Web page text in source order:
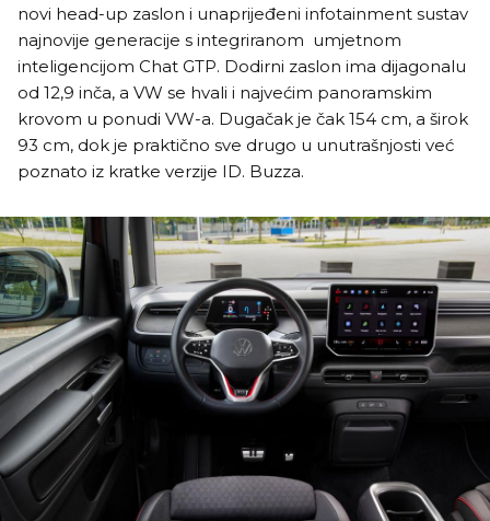
novi head-up zaslon i unaprijeđeni infotainment sustav
najnovije generacije s integriranom umjetnom
inteligencijom Chat GTP. Dodirni zaslon ima dijagonalu
od 12,9 inča, a VW se hvali i najvećim panoramskim
krovom u ponudi VW-a. Dugačak je čak 154 cm, a širok
93 cm, dok je praktično sve drugo u unutrašnjosti već
poznato iz kratke verzije ID. Buzza.